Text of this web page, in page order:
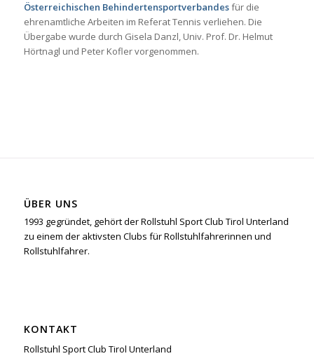
Österreichischen Behindertensportverbandesfür die
ehrenamtliche Arbeiten im Referat Tennis verliehen. Die
Übergabe wurde durch Gisela Danzl, Univ. Prof. Dr. Helmut
Hörtnagl und Peter Kofler vorgenommen.
ÜBER UNS
1993 gegründet, gehört der Rollstuhl Sport Club Tirol Unterland
zu einem der aktivsten Clubs für Rollstuhlfahrerinnen und
Rollstuhlfahrer.
KONTAKT
Rollstuhl Sport Club Tirol Unterland